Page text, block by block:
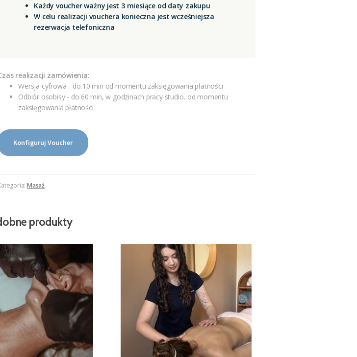
Każdy voucher ważny jest 3 miesiące od daty zakupu
W celu realizacji vouchera konieczna jest wcześniejsza
rezerwacja telefoniczna
realizacji zamówienia:
Wersja cyfrowa - do 10 min od momentu zaksięgowania płatności
Odbiór osobisy - do 60 min, w godzinach pracy studio, od momentu
zaksięgowania płatności
klasyczny
Konfiguruj Voucher
Masaż
produkty